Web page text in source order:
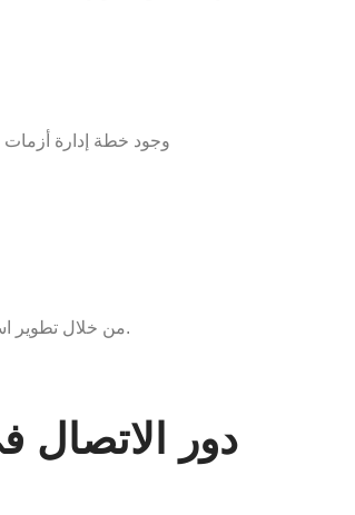
وجود خطة إدارة أزمات
من خلال تطوير، الحفاظ على استمرارية الأعمال، وتعزيز قدرتها على التكيف مع التحديات المتغيرة.
دور الاتصال